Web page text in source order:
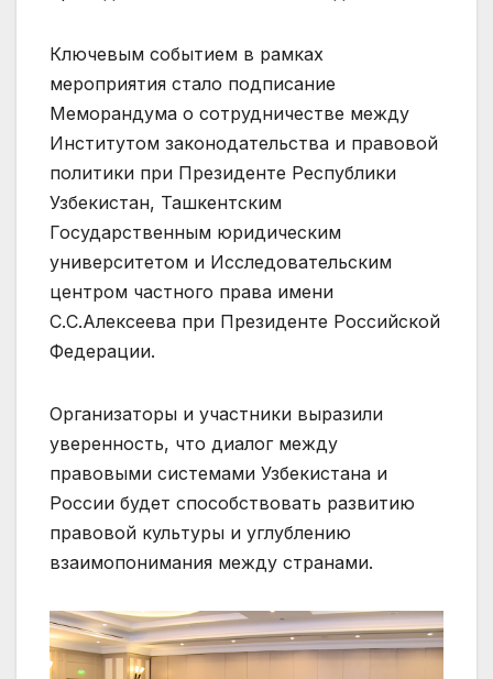
Ключевым событием в рамках
мероприятия стало подписание
Меморандума о сотрудничестве между
Институтом законодательства и правовой
политики при Президенте Республики
Узбекистан, Ташкентским
Государственным юридическим
университетом и Исследовательским
центром частного права имени
С.С.Алексеева при Президенте Российской
Федерации.
Организаторы и участники выразили
уверенность, что диалог между
правовыми системами Узбекистана и
России будет способствовать развитию
правовой культуры и углублению
взаимопонимания между странами.